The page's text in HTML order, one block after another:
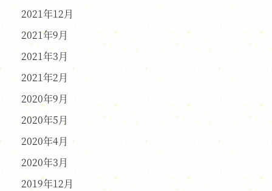
2021年12月
2021年9月
2021年3月
2021年2月
2020年9月
2020年5月
2020年4月
2020年3月
2019年12月